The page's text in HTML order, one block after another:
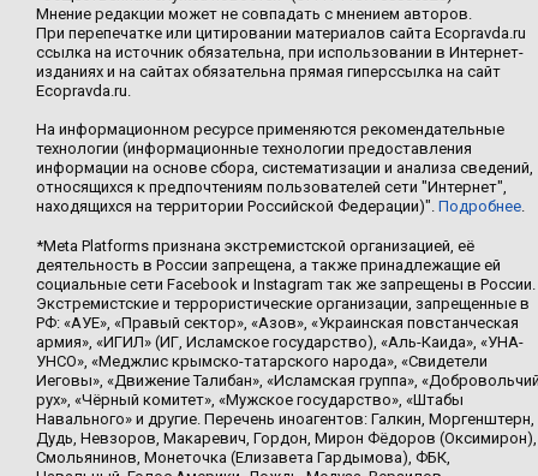
Мнение редакции может не совпадать с мнением авторов.
При перепечатке или цитировании материалов сайта Ecopravda.ru
ссылка на источник обязательна, при использовании в Интернет-
изданиях и на сайтах обязательна прямая гиперссылка на сайт
Ecopravda.ru.
На информационном ресурсе применяются рекомендательные
технологии (информационные технологии предоставления
информации на основе сбора, систематизации и анализа сведений,
относящихся к предпочтениям пользователей сети "Интернет",
находящихся на территории Российской Федерации)". Подробнее.
*Meta Platforms признана экстремистской организацией, её
деятельность в России запрещена, а также принадлежащие ей
социальные сети Facebook и Instagram так же запрещены в России.
Экстремистские и террористические организации, запрещенные в
РФ: «АУЕ», «Правый сектор», «Азов», «Украинская повстанческая
армия», «ИГИЛ» (ИГ, Исламское государство), «Аль-Каида», «УНА-
УНСО», «Меджлис крымско-татарского народа», «Свидетели
Иеговы», «Движение Талибан», «Исламская группа»,
рух», «Чёрный комитет», «Мужское государство», «Штабы
Навального» и другие. Перечень иноагентов: Галкин, Моргенштерн,
Дудь, Невзоров, Макаревич, Гордон, Мирон Фёдоров (Оксимирон),
Смольянинов, Монеточка (Елизавета Гардымова), ФБК,